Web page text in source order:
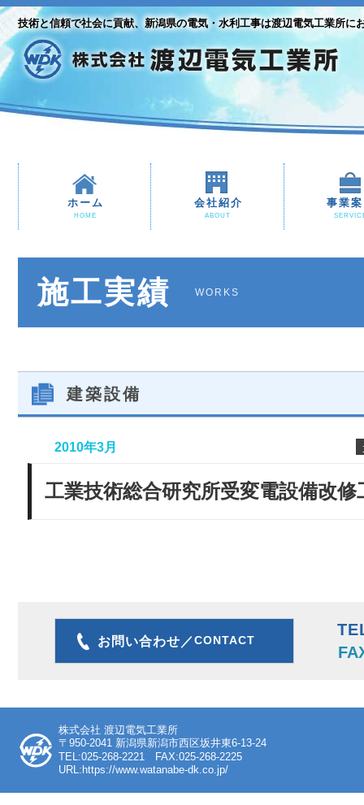
技術と信頼で社会に貢献、新潟県の電気・水利工事は渡辺電気工業所に
ホーム
HOME
会社紹介
ABOUT
事業
施工実績 WORKS
建築設備
2010年3月
工業技術総合研究所受変電設備改修
お問い合わせ／CONTACT
株式会社 渡辺電気工業所
〒950-2041 新潟県新潟市西区坂井東6-13-24
TEL:025-268-2221 FAX:025-268-2225
URL:https://www.watanabe-dk.co.jp/